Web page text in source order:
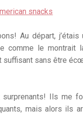
Au départ,
comme le montrait
suffisant sans être
surprenants! Ils me
mais alors ils